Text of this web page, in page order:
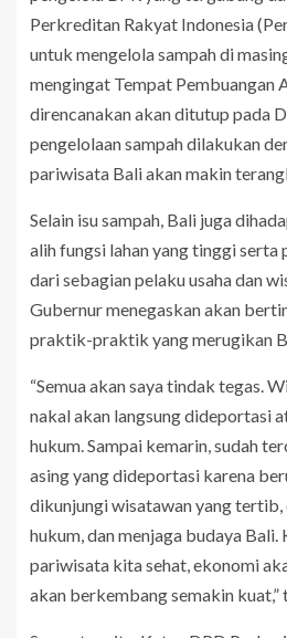
Perkreditan Rakyat Indonesia
untuk mengelola sampah di
mengingat Tempat Pembuangan
direncanakan akan ditutup pada
pengelolaan sampah dilakukan
pariwisata Bali akan makin
Selain isu sampah, Bali juga
alih fungsi lahan yang tinggi serta
dari sebagian pelaku usaha dan
Gubernur menegaskan akan
praktik-praktik yang merugikan
“Semua akan saya tindak tegas.
nakal akan langsung dideportasi
hukum. Sampai kemarin, sudah
asing yang dideportasi karena
dikunjungi wisatawan yang
hukum, dan menjaga budaya Bali.
pariwisata kita sehat, ekonomi
akan berkembang semakin kuat,”